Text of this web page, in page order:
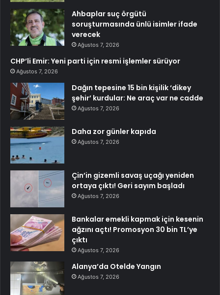
Ahbaplar suç örgütü
soruşturmasında ünlü isimler ifade
verecek
Ağustos 7, 2026
CHP’li Emir: Yeni parti için resmi işlemler sürüyor
Ağustos 7, 2026
Dağın tepesine 15 bin kişilik ‘dikey
şehir’ kurdular: Ne araç var ne cadde
Ağustos 7, 2026
Daha zor günler kapıda
Ağustos 7, 2026
Çin’in gizemli savaş uçağı yeniden
ortaya çıktı! Geri sayım başladı
Ağustos 7, 2026
Bankalar emekli kapmak için kesenin
ağzını açtı! Promosyon 30 bin TL’ye
çıktı
Ağustos 7, 2026
Alanya’da Otelde Yangın
Ağustos 7, 2026